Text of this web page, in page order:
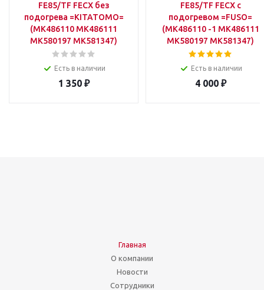
FE85/TF FECX без
подогрева =KITATOMO=
(MK486110 MK486111
MK580197 MK581347)
Есть в наличии
1 350₽
FE85/TF FECX с
подогревом =FUSO=
(MK486110 -1 MK486111
MK580197 MK581347)
Есть в наличии
4 000₽
Главная
О компании
Новости
Сотрудники